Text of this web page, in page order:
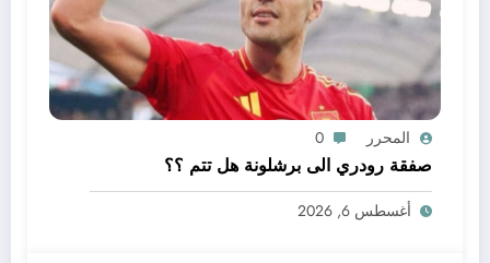
المحرر 0
صفقة رودري الى برشلونة هل تتم ؟؟
أغسطس 6, 2026